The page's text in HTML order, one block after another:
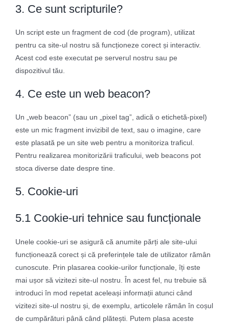
3. Ce sunt scripturile?
Un script este un fragment de cod (de program), utilizat
pentru ca site-ul nostru să funcționeze corect și interactiv.
Acest cod este executat pe serverul nostru sau pe
dispozitivul tău.
4. Ce este un web beacon?
Un „web beacon” (sau un „pixel tag”, adică o etichetă-pixel)
este un mic fragment invizibil de text, sau o imagine, care
este plasată pe un site web pentru a monitoriza traficul.
Pentru realizarea monitorizării traficului, web beacons pot
stoca diverse date despre tine.
5. Cookie-uri
5.1 Cookie-uri tehnice sau funcționale
Unele cookie-uri se asigură că anumite părți ale site-ului
funcționează corect și că preferințele tale de utilizator rămân
cunoscute. Prin plasarea cookie-urilor funcționale, îți este
mai ușor să vizitezi site-ul nostru. În acest fel, nu trebuie să
introduci în mod repetat aceleași informații atunci când
vizitezi site-ul nostru și, de exemplu, articolele rămân în coșul
de cumpărături până când plătești. Putem plasa aceste